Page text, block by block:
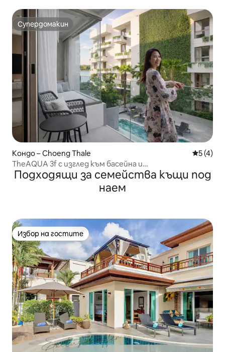
Супердомакин
Супердомакин
Кондо – Choeng Thale Средна
5 (4)
TheAQUA 3f с изглед към басейна и
езерото@BoatAvenue (Лагуна Бийч)
Подходящи за семейства къщи под
наем
Избор на гостите
Избор на гостите